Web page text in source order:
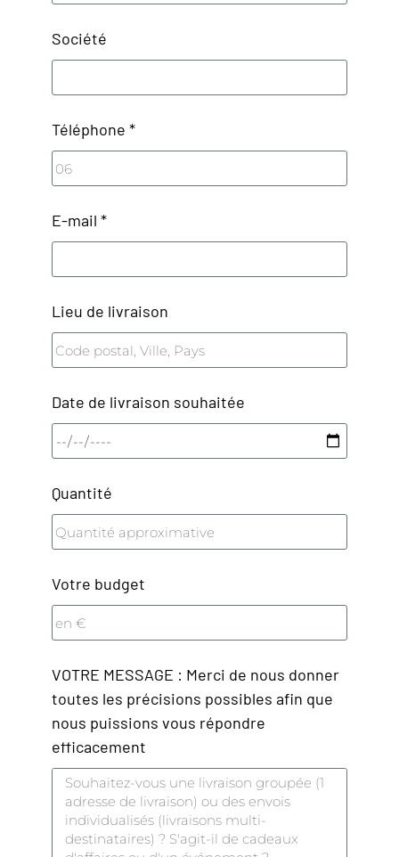
Société
Téléphone *
E-mail *
Lieu de livraison
Date de livraison souhaitée
Quantité
Votre budget
VOTRE MESSAGE : Merci de nous donner
toutes les précisions possibles afin que
nous puissions vous répondre
efficacement